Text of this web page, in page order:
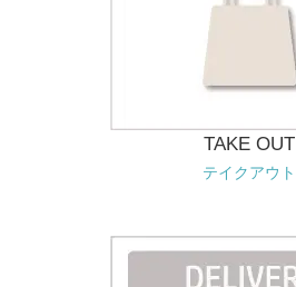
TAKE OUT
テイクアウト